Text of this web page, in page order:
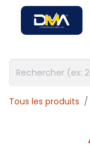
Tous les produits